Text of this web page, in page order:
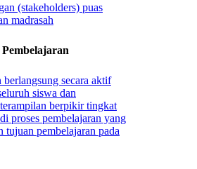
(stakeholders) puas
madrasah
berlangsung secara aktif
siswa dan
berpikir tingkat
proses pembelajaran yang
tujuan pembelajaran pada